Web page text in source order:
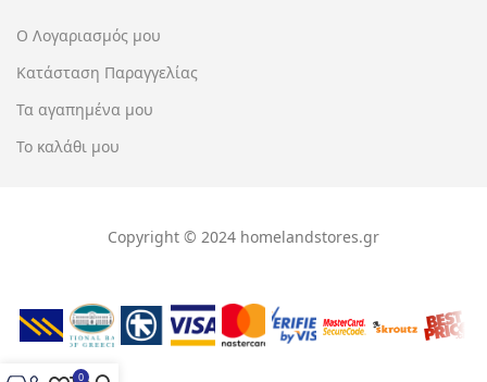
Ο Λογαριασμός μου
Κατάσταση Παραγγελίας
Τα αγαπημένα μου
Το καλάθι μου
Copyright © 2024 homelandstores.gr
0